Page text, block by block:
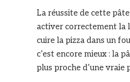
La réussite de cette
activer correctement la
cuire la pizza dans un
c’est encore mieux : la
plus proche d’une vraie